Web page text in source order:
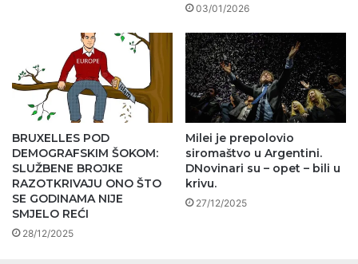
03/01/2026
BRUXELLES POD
DEMOGRAFSKIM ŠOKOM:
SLUŽBENE BROJKE
RAZOTKRIVAJU ONO ŠTO
SE GODINAMA NIJE
SMJELO REĆI
28/12/2025
Milei je prepolovio
siromaštvo u Argentini.
DNovinari su – opet – bili u
krivu.
27/12/2025